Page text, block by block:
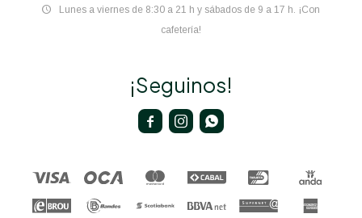
Lunes a viernes de 8:30 a 21 h y sábados de 9 a 17 h. ¡Con
cafetería!
¡Seguinos!
  